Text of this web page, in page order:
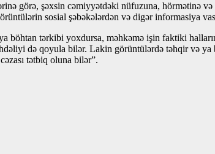
görə, şəxsin cəmiyyətdəki nüfuzuna, hörmətinə
sosial şəbəkələrdən və digər informasiya
böhtan tərkibi yoxdursa, məhkəmə işin faktiki
də qoyula bilər. Lakin görüntülərdə təhqir və ya
tətbiq oluna bilər”.